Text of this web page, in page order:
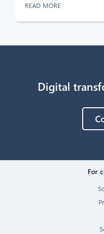
READ MORE
Digital
For